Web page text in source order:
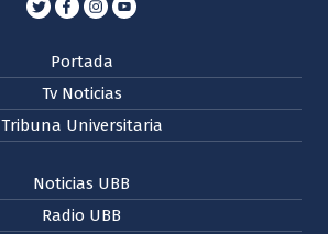
Portada
Tv Noticias
Tribuna Universitaria
Noticias UBB
Radio UBB